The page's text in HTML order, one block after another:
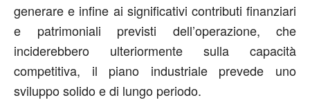
generare e infine ai significativi contributi finanziari
e patrimoniali previsti dell’operazione, che
inciderebbero ulteriormente sulla capacità
competitiva, il piano industriale prevede uno
sviluppo solido e di lungo periodo.